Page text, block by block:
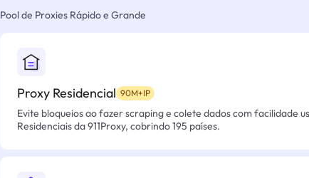
Pool de Proxies Rápido e Grande
Proxy Residencial 90M+IP
Evite bloqueios ao fazer scraping e colete dados com facilidade
Residenciais da 911Proxy, cobrindo 195 países.